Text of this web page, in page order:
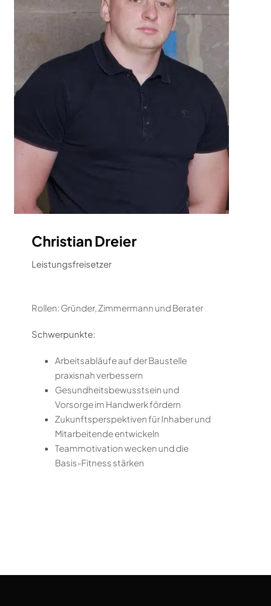
Christian Dreier
Leistungsfreisetzer
Rollen: Gründer, Zimmermann und Berater
Schwerpunkte:
Arbeitsabläufe auf der Baustelle
praxisnah verbessern
Gesundheitsbewusstsein und
Vorsorge im Handwerk fördern
Zukunftsperspektiven für Inhaber und
Mitarbeitende entwickeln
Teammotivation wecken und die
Basis-Fitness stärken